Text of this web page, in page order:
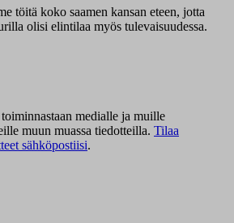
töitä koko saamen kansan eteen, jotta
olisi elintilaa myös tulevaisuudessa.
medialle ja muille
muun muassa tiedotteilla. Tilaa
sähköpostiisi.